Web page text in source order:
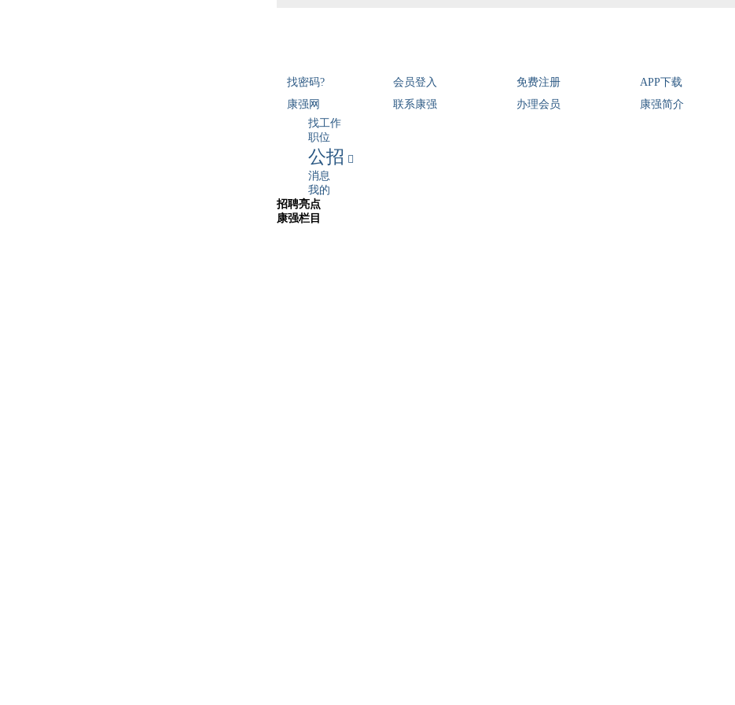
找密码? 会员登入 免费注册
APP下载
康强网
联系康强 办理会员
康强简介
找工作
职位
公招 
消息
我的
招聘亮点
康强栏目